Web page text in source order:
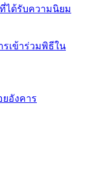
ได้รับความนิยม
รเข้าร่วมพิธีใน
อังคาร